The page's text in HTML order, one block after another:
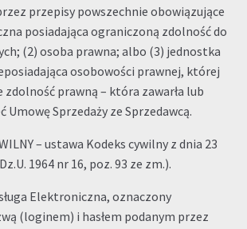
przepisy powszechnie obowiązujące
posiadająca ograniczoną zdolność do
(2) osoba prawna; albo (3) jednostka
osobowości prawnej, której
prawną – która zawarła lub
Umowę Sprzedaży ze Sprzedawcą.
– ustawa Kodeks cywilny z dnia 23
1964 nr 16, poz. 93 ze zm.).
Elektroniczna, oznaczony
(loginem) i hasłem podanym przez